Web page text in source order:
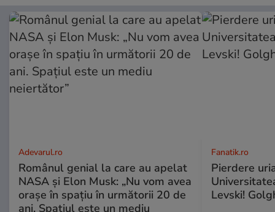
Adevarul.ro
Românul genial la care au apelat
NASA și Elon Musk: „Nu vom avea
orașe în spațiu în următorii 20 de
ani. Spațiul este un mediu
Fanatik.ro
Pierdere
Levski!